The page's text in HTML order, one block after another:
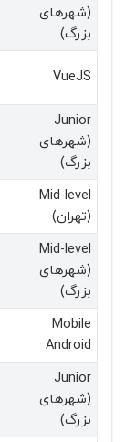
(شهرهای
بزرگ)
VueJS
Junior
(شهرهای
بزرگ)
Mid-level
(تهران)
Mid-level
(شهرهای
بزرگ)
Mobile
Android
Junior
(شهرهای
بزرگ)